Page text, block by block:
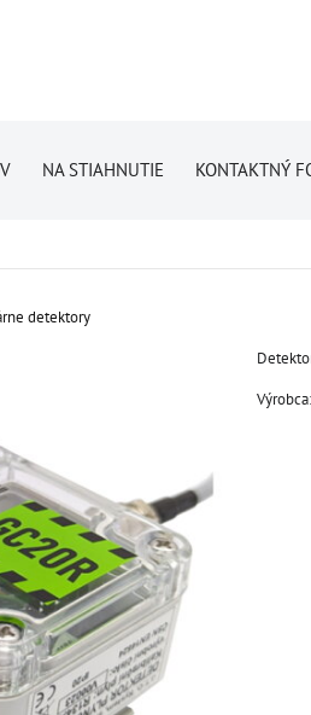
NA STIAHNUTIE KONTAKTNÝ
detektory